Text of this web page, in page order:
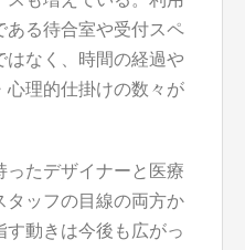
ある待合室や受付スペ
はなく、時間の経過や
心理的仕掛けの数々が
ったデザイナーと医療
タッフの目線の両方か
す動きは今後も広がっ